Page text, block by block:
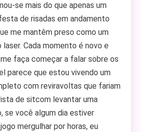
se mais do que apenas um
de risadas em andamento
me mantêm preso como um
Cada momento é novo e
faça começar a falar sobre os
parece que estou vivendo um
com reviravoltas que fariam
de sitcom levantar uma
se você algum dia estiver
mergulhar por horas, eu